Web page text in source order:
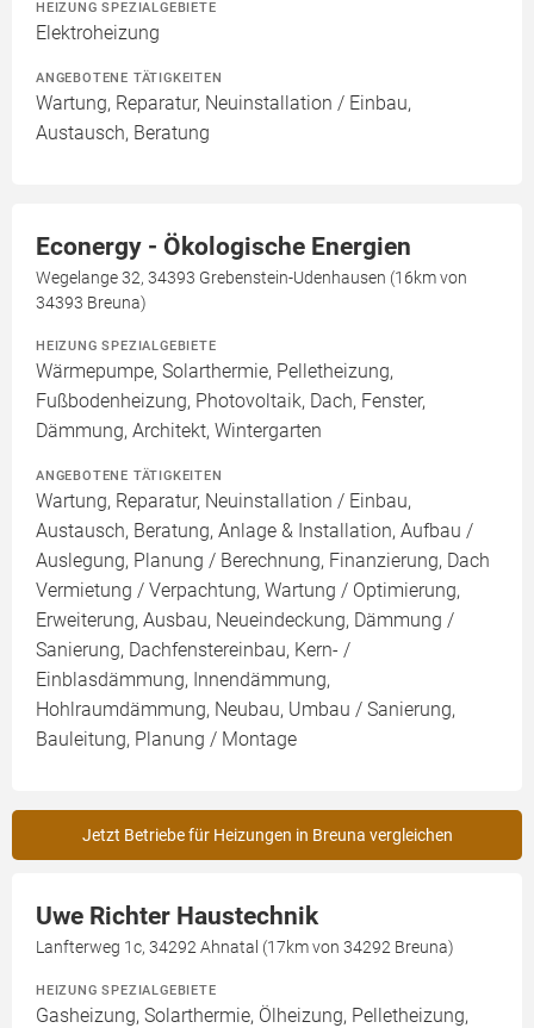
HEIZUNG SPEZIALGEBIETE
Elektroheizung
ANGEBOTENE TÄTIGKEITEN
Wartung, Reparatur, Neuinstallation / Einbau,
Austausch, Beratung
Econergy - Ökologische Energien
Wegelange 32, 34393 Grebenstein-Udenhausen (16km von
34393 Breuna)
HEIZUNG SPEZIALGEBIETE
Wärmepumpe, Solarthermie, Pelletheizung,
Fußbodenheizung, Photovoltaik, Dach, Fenster,
Dämmung, Architekt, Wintergarten
ANGEBOTENE TÄTIGKEITEN
Wartung, Reparatur, Neuinstallation / Einbau,
Austausch, Beratung, Anlage & Installation, Aufbau /
Auslegung, Planung / Berechnung, Finanzierung, Dach
Vermietung / Verpachtung, Wartung / Optimierung,
Erweiterung, Ausbau, Neueindeckung, Dämmung /
Sanierung, Dachfenstereinbau, Kern- /
Einblasdämmung, Innendämmung,
Hohlraumdämmung, Neubau, Umbau / Sanierung,
Bauleitung, Planung / Montage
Jetzt Betriebe für Heizungen in Breuna vergleichen
Uwe Richter Haustechnik
Lanfterweg 1c, 34292 Ahnatal (17km von 34292 Breuna)
HEIZUNG SPEZIALGEBIETE
Gasheizung, Solarthermie, Ölheizung, Pelletheizung,